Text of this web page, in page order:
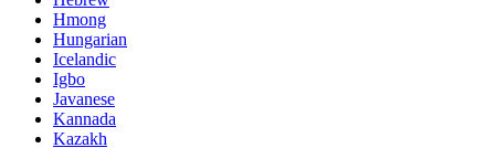
Hmong
Hungarian
Icelandic
Igbo
Javanese
Kannada
Kazakh